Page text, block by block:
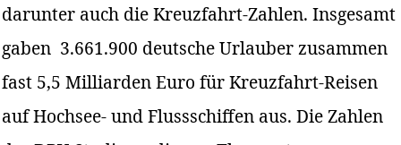
darunter auch die Kreuzfahrt-Zahlen. Insgesamt
gaben 3.661.900 deutsche Urlauber zusammen
fast 5,5 Milliarden Euro für Kreuzfahrt-Reisen
auf Hochsee- und Flussschiffen aus. Die Zahlen